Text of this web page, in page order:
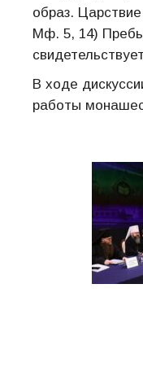
образ.
Мф. 5, 14)
В ходе
работы